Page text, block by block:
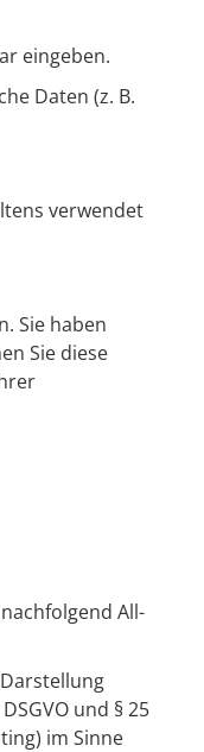
eingeben.
Daten (z. B.
verwendet
Sie haben
Sie diese
All-
und § 25
im Sinne